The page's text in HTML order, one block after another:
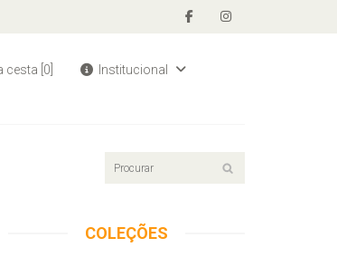
cesta [0]
Institucional
COLEÇÕES